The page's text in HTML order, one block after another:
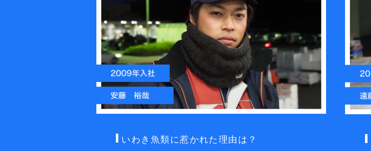
いわき⿂類に惹かれた理由は？